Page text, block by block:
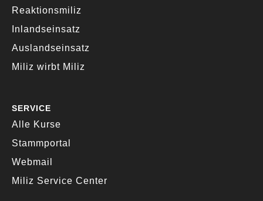
Reaktionsmiliz
Inlandseinsatz
Auslandseinsatz
Miliz wirbt Miliz
SERVICE
Alle Kurse
Stammportal
Webmail
Miliz Service Center